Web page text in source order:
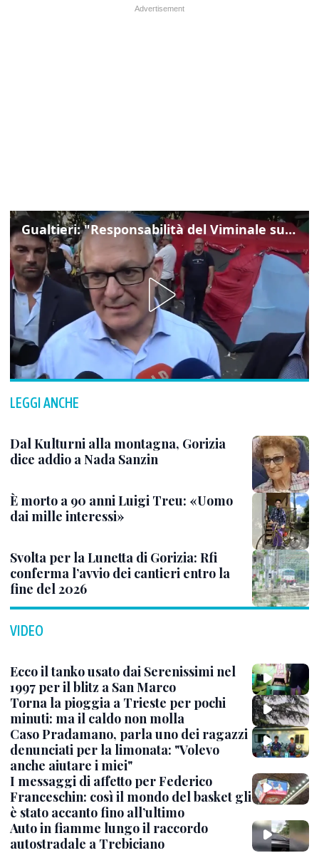
Gualtieri: "Responsabilità del Viminale su Spin Time? La posizione dei partiti è nota"
LEGGI ANCHE
Dal Kulturni alla montagna, Gorizia
dice addio a Nada Sanzin
È morto a 90 anni Luigi Treu: «Uomo
dai mille interessi»
Svolta per la Lunetta di Gorizia: Rfi
conferma l’avvio dei cantieri entro la
fine del 2026
VIDEO
Ecco il tanko usato dai Serenissimi nel
1997 per il blitz a San Marco
Torna la pioggia a Trieste per pochi
minuti: ma il caldo non molla
Caso Pradamano, parla uno dei ragazzi
denunciati per la limonata: "Volevo
anche aiutare i miei"
I messaggi di affetto per Federico
Franceschin: così il mondo del basket gli
è stato accanto fino all’ultimo
Auto in fiamme lungo il raccordo
autostradale a Trebiciano